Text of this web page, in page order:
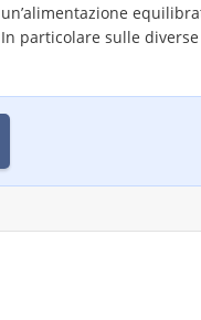
un’alimentazione
In particolare sulle